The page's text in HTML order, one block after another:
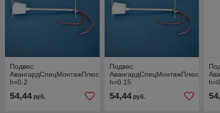
Подвес
АвангардСпецМонтажПлюс
h=0.2
54,44 руб.
Подвес
АвангардСпецМонтажПлюс
h=0.15
54,44руб.